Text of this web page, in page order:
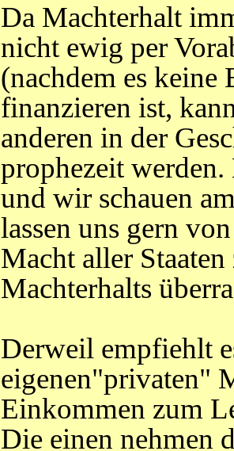
Da Machterhalt
nicht ewig per
(nachdem es
finanzieren ist,
anderen in der
prophezeit
und wir schauen
lassen uns gern
Macht aller
Machterhalts
Derweil empfiehlt
eigenen"privaten"
Einkommen zum
Die einen nehmen